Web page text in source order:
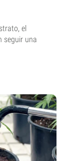
el
seguir una